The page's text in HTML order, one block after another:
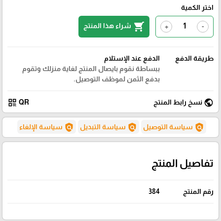
اختر الكمية
-
+
shopping_cart شراء هذا المنتج
طريقة الدفع
الدفع عند الإستلام
ببساطة نقوم بايصال المنتج لغاية منزلك وتقوم
بدفع الثمن لموظف التوصيل.
public نسخ رابط المنتج QR
qr_code
policy سياسة التوصيل policy سياسة التبديل policy سياسة الإلغاء
تفاصيل المنتج
رقم المنتج 384